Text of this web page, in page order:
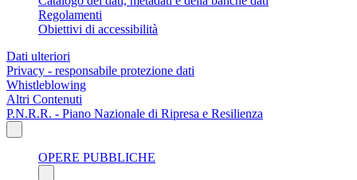
Regolamenti
Obiettivi di accessibilità
Dati ulteriori
Privacy - responsabile protezione dati
Whistleblowing
Altri Contenuti
P.N.R.R. - Piano Nazionale di Ripresa e Resilienza
OPERE PUBBLICHE